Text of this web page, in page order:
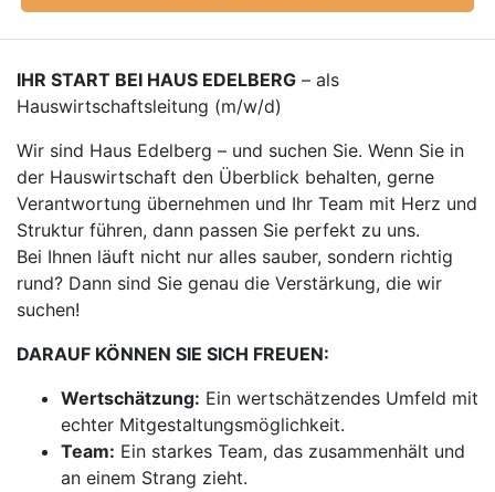
IHR START BEI HAUS EDELBERG – als
Hauswirtschaftsleitung (m/w/d)
Wir sind Haus Edelberg – und suchen Sie. Wenn Sie in
der Hauswirtschaft den Überblick behalten, gerne
Verantwortung übernehmen und Ihr Team mit Herz und
Struktur führen, dann passen Sie perfekt zu uns.
Bei Ihnen läuft nicht nur alles sauber, sondern richtig
rund? Dann sind Sie genau die Verstärkung, die wir
suchen!
DARAUF KÖNNEN SIE SICH FREUEN:
Wertschätzung: Ein wertschätzendes Umfeld mit
echter Mitgestaltungsmöglichkeit.
Team: Ein starkes Team, das zusammenhält und
an einem Strang zieht.